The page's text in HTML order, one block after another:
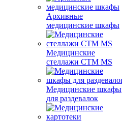
Архивные
медицинские шкафы
Медицинские
стеллажи CTM MS
Медицинские шкафы
для раздевалок